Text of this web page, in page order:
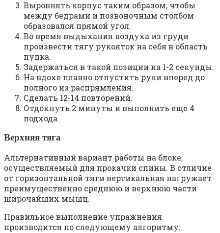
Выровнять корпус таким образом, чтобы
между бедрами и позвоночным столбом
образовался прямой угол.
Во время выдыхания воздуха из груди
произвести тягу рукояток на себя в область
пупка.
Задержаться в такой позиции на 1-2 секунды.
На вдохе плавно отпустить руки вперед до
полного из распрямления.
Сделать 12-14 повторений.
Отдохнуть 2 минуты и выполнить еще 4
подхода.
Верхняя тяга
Альтернативный вариант работы на блоке,
осуществляемый для прокачки спины. В отличие
от горизонтальной тяги вертикальная нагружает
преимущественно среднюю и верхнюю части
широчайших мышц.
Правильное выполнение упражнения
производится по следующему алгоритму: